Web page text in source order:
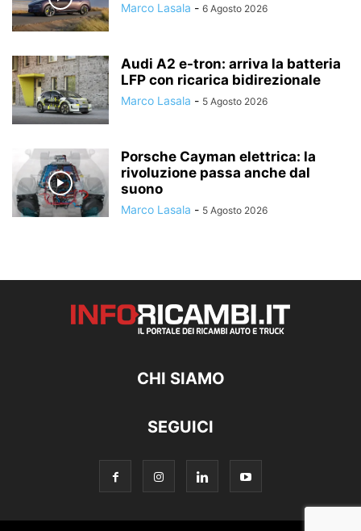
Marco Lasala - 6 Agosto 2026
Audi A2 e-tron: arriva la batteria
LFP con ricarica bidirezionale
Marco Lasala - 5 Agosto 2026
Porsche Cayman elettrica: la
rivoluzione passa anche dal
suono
Marco Lasala - 5 Agosto 2026
CHI SIAMO
SEGUICI